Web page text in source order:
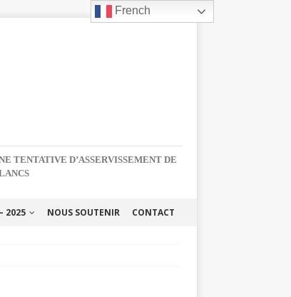
TENTATIVE D’ASSERVISSEMENT DE
2025 NOUS SOUTENIR CONTACT
French